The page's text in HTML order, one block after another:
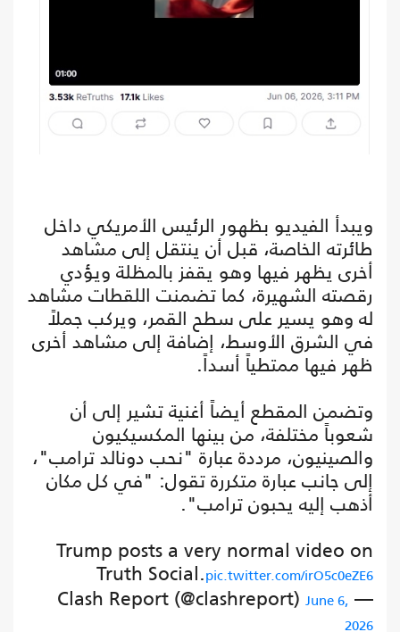
ويبدأ الفيديو بظهور الرئيس الأمريكي داخل
طائرته الخاصة، قبل أن ينتقل إلى مشاهد
أخرى يظهر فيها وهو يقفز بالمظلة ويؤدي
رقصته الشهيرة، كما تضمنت اللقطات مشاهد
له وهو يسير على سطح القمر، ويركب جملاً
في الشرق الأوسط، إضافة إلى مشاهد أخرى
ظهر فيها ممتطياً أسداً.
وتضمن المقطع أيضاً أغنية تشير إلى أن
شعوباً مختلفة، من بينها المكسيكيون
والصينيون، مرددة عبارة "نحب دونالد ترامب"،
إلى جانب عبارة متكررة تقول: "في كل مكان
أذهب إليه يحبون ترامب".
Trump posts a very normal video on
Truth Social.pic.twitter.com/irO5c0eZE6
— Clash Report (@clashreport)
June 6,
2026